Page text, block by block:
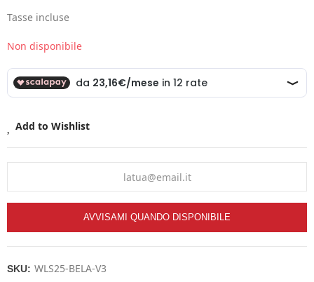
Tasse incluse
Non disponibile
Add to Wishlist
AVVISAMI QUANDO DISPONIBILE
SKU: WLS25-BELA-V3